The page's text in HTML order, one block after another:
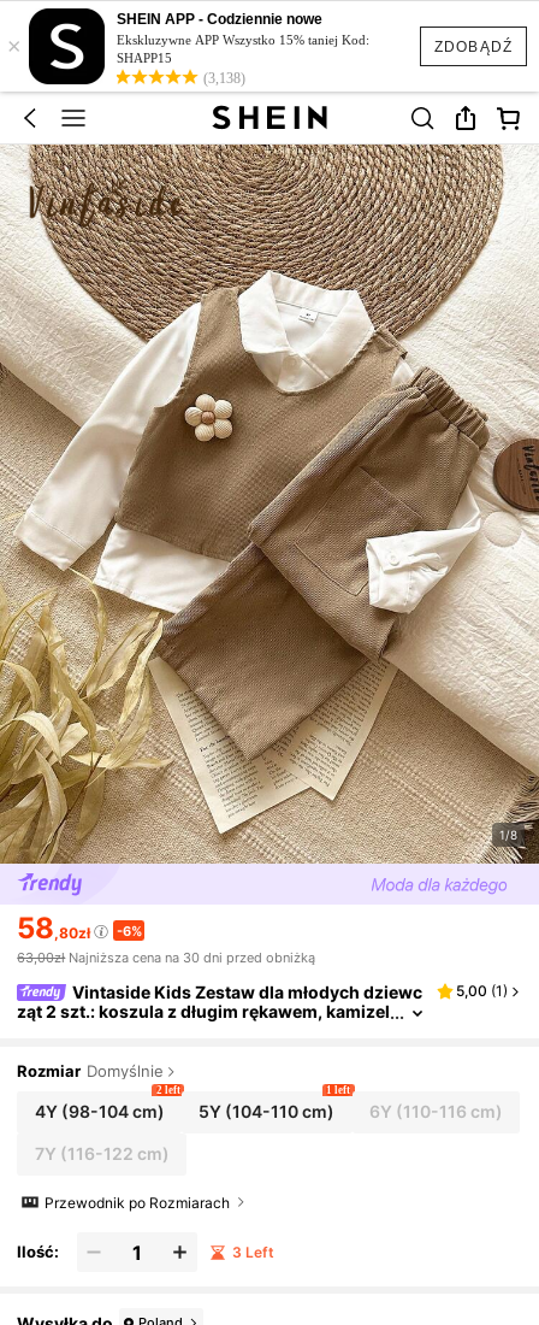
ZDOBĄDŹ
×
SHEIN APP - Codziennie nowe
Ekskluzywne APP Wszystko 15% taniej Kod:
SHAPP15
(3,138)
1/8
58,80zł
-6%
63,00zł Najniższa cena na 30 dni przed obniżką
Vintaside Kids Zestaw dla młodych dziewc
ząt 2 szt.: koszula z długim rękawem, kamizel
e wyjścia i wakacje
5,00 (1)
Rozmiar Domyślnie
4Y(98-104 cm)
2 left
5Y (104-110 cm)
1 left
6Y (110-116 cm)
7Y (116-122 cm)
Przewodnik po Rozmiarach
Ilość: 3 Left